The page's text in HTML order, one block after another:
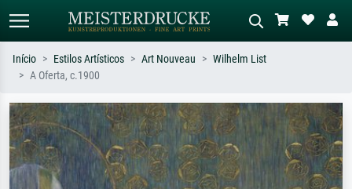
Pesquise por artista, título ou estilo –
ex: Monet, Noite Estrelada,
impressionismo, onda de Hokusai, nu.
Descreva a cena – ex: prado verde,
abstrato com muito vermelho, pintura
a óleo escura, nu em pé ao lado de
uma árvore.
Início Estilos Artísticos Art Nouveau
Wilhelm List
A Oferta, c.1900